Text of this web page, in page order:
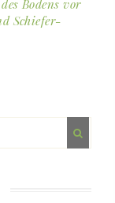
Bodens vor
Schiefer-